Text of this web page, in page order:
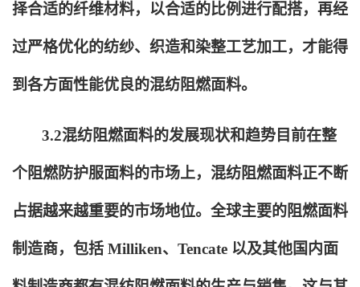
择合适的纤维材料，以合适的比例进行配搭，再经
过严格优化的纺纱、织造和染整工艺加工，才能得
到各方面性能优良的混纺阻燃面料。
3.2混纺阻燃面料的发展现状和趋势目前在整
个阻燃防护服面料的市场上，混纺阻燃面料正不断
占据越来越重要的市场地位。全球主要的阻燃面料
制造商，包括 Milliken、Tencate 以及其他国内面